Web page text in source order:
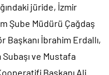
jüride, İzmir
Şube Müdürü Çağdaş
Başkanı İbrahim Erdallı,
ve Mustafa
Başkanı Ali